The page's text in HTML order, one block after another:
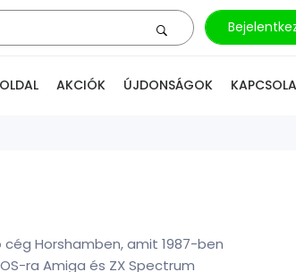
AKCIÓK ÚJDONSÁGOK
Horshamben, amit 1987-ben
ra Amiga és ZX Spectrum